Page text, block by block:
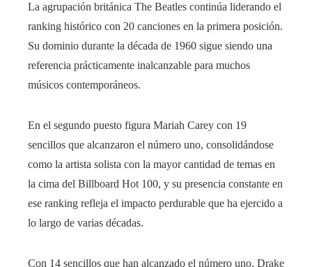
La agrupación británica The Beatles continúa liderando el
ranking histórico con 20 canciones en la primera posición.
Su dominio durante la década de 1960 sigue siendo una
referencia prácticamente inalcanzable para muchos
músicos contemporáneos.
En el segundo puesto figura Mariah Carey con 19
sencillos que alcanzaron el número uno, consolidándose
como la artista solista con la mayor cantidad de temas en
la cima del Billboard Hot 100, y su presencia constante en
ese ranking refleja el impacto perdurable que ha ejercido a
lo largo de varias décadas.
Con 14 sencillos que han alcanzado el número uno, Drake